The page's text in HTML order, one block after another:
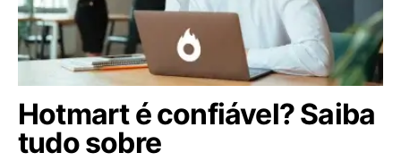
Hotmart é confiável? Saiba
tudo sobre